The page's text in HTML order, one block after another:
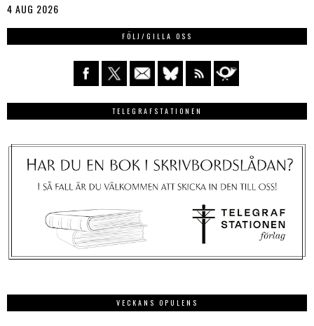
4 AUG 2026
FÖLJ/GILLA OSS
TELEGRAFSTATIONEN
VECKANS OPULENS